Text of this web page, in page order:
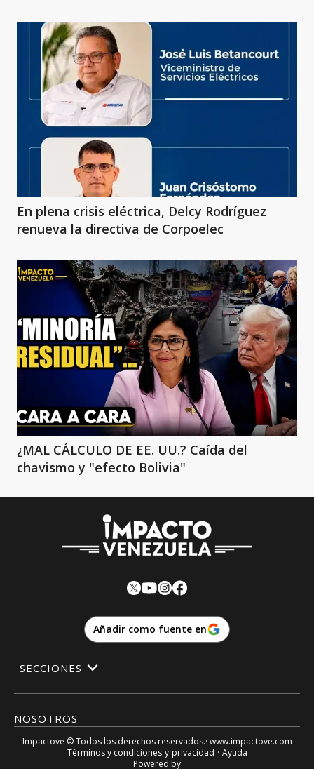
En plena crisis eléctrica, Delcy Rodríguez
renueva la directiva de Corpoelec
¿MAL CÁLCULO DE EE. UU.? Caída del
chavismo y "efecto Bolivia"
Añadir como fuente en
NOSOTROS
SECCIONES
Impactove © Todos los derechos reservados.· www.impactove.com
Términos y condiciones y privacidad · Ayuda
Powered by